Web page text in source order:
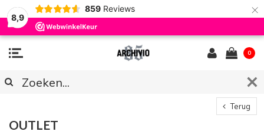
8,9
859 Reviews ×
0
Terug
OUTLET